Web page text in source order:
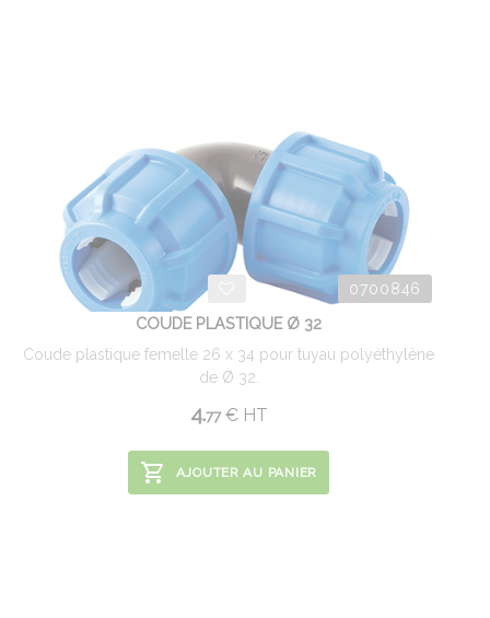
0700846
COUDE PLASTIQUE Ø 32
Coude plastique femelle 26 x 34 pour tuyau polyéthylène
de Ø 32.
4.77 €HT
AJOUTER AU PANIER